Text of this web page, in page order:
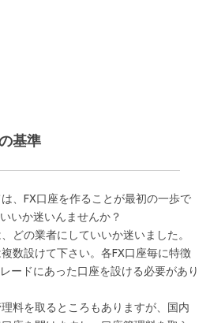
基準
、FX口座を作ることが最初の一歩で
いか迷いんませんか？
どの業者にしていいか迷いました。
数設けて下さい。各FX口座毎に特徴
ードにあった口座を設ける必要があり
料を取るところもありますが、国内